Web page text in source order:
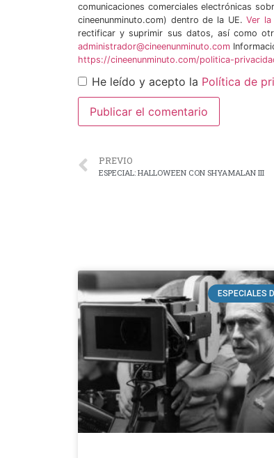
comunicaciones comerciales electrónicas
cineenunminuto.com) dentro de la UE.Ver la
rectificar y suprimir sus datos, así como
administrador@cineenunminuto.com
https://cineenunminuto.com/politica-
He leído y acepto la Política de
PREVIO
ESPECIAL: HALLOWEEN CON SHYAMALAN III
ESPECIALES